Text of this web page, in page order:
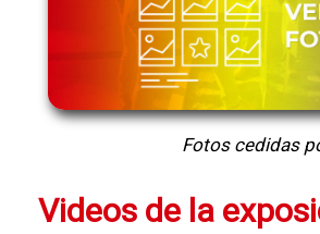
Fotos cedidas
Videos de la